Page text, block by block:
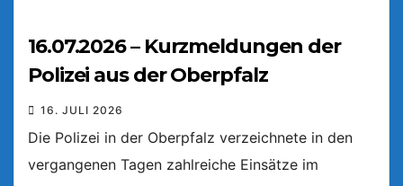
16.07.2026 – Kurzmeldungen der
Polizei aus der Oberpfalz
16. JULI 2026
Die Polizei in der Oberpfalz verzeichnete in den
vergangenen Tagen zahlreiche Einsätze im